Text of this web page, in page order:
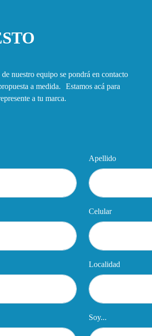
nuestro equipo se pondrá en contacto
a medida. Estamos acá para
a tu marca.
Apellido
Celular
Localidad
Soy...